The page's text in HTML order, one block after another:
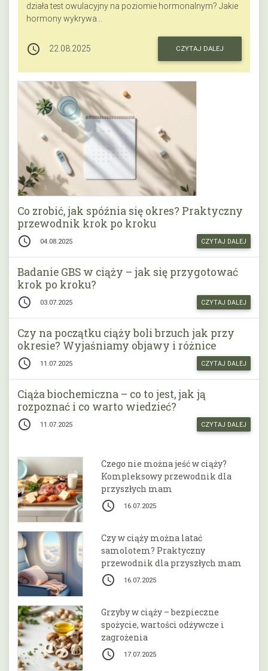
działa test owulacyjny na poziomie hormonalnym? Jakie
hormony wykrywa…
access_time 22.08.2025 CZYTAJ DALEJ
Co zrobić, jak spóźnia się okres? Praktyczny
przewodnik krok po kroku
access_time 04.08.2025 CZYTAJ DALEJ
Badanie GBS w ciąży – jak się przygotować
krok po kroku?
access_time 03.07.2025 CZYTAJ DALEJ
Czy na początku ciąży boli brzuch jak przy
okresie? Wyjaśniamy objawy i różnice
access_time 11.07.2025 CZYTAJ DALEJ
Ciąża biochemiczna – co to jest, jak ją
rozpoznać i co warto wiedzieć?
access_time 11.07.2025 CZYTAJ DALEJ
Czego nie można jeść w ciąży?
Kompleksowy przewodnik dla
przyszłych mam
access_time 16.07.2025
Czy w ciąży można latać
samolotem? Praktyczny
przewodnik dla przyszłych mam
access_time 16.07.2025
Grzyby w ciąży – bezpieczne
spożycie, wartości odżywcze i
zagrożenia
access_time 17.07.2025